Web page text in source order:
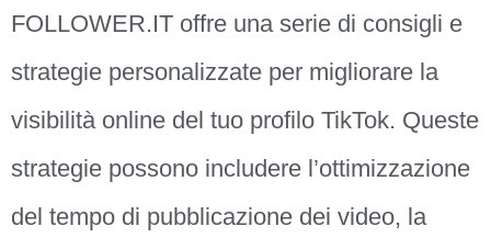
FOLLOWER.IT offre una serie di consigli e
strategie personalizzate per migliorare la
visibilità online del tuo profilo TikTok. Queste
strategie possono includere l’ottimizzazione
del tempo di pubblicazione dei video, la